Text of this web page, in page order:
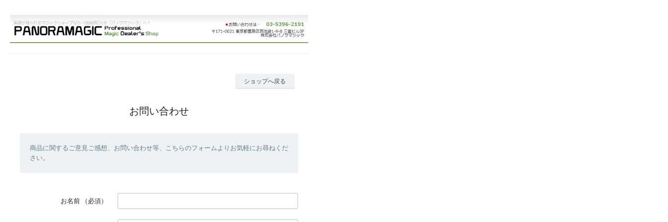
ショップへ戻る
お問い合わせ
商品に関するご意見ご感想、お問い合わせ等、こちらのフォームよりお気軽にお尋ねくだ
さい。
お名前 （必須）